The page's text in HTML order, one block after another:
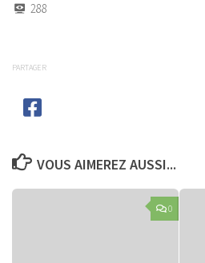
288
PARTAGER
VOUS AIMEREZ AUSSI...
0